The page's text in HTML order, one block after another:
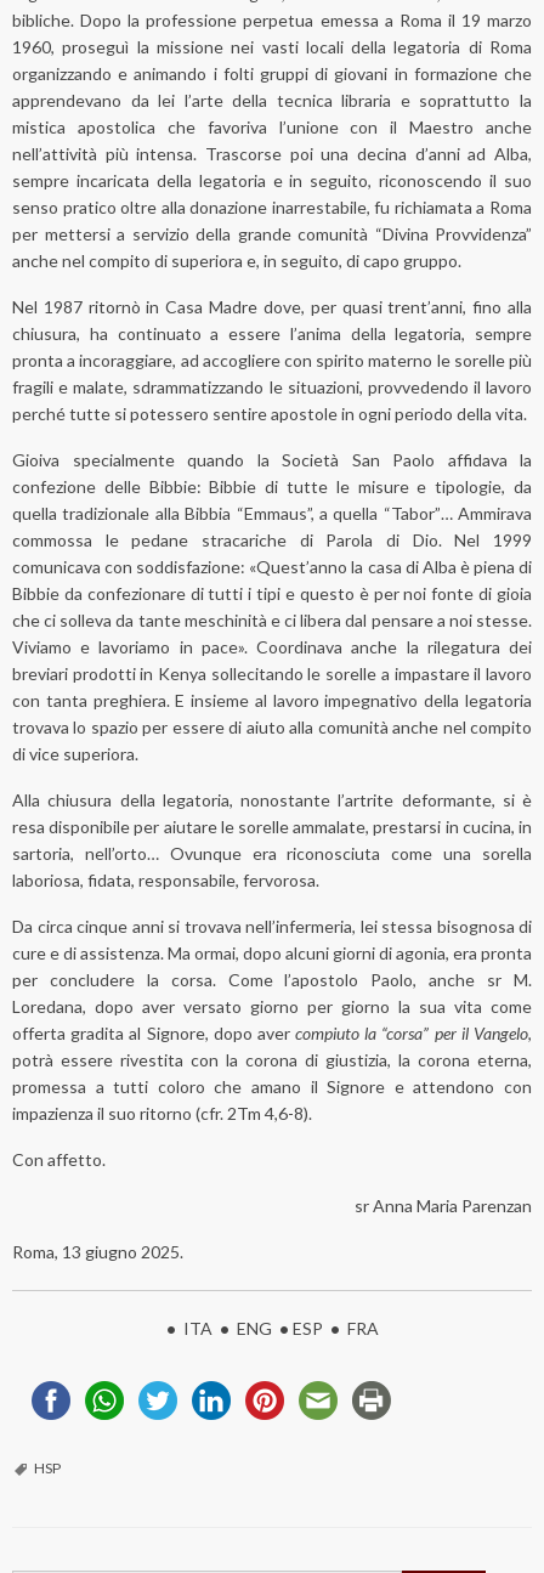
bibliche. Dopo la professione perpetua emessa a Roma il 19 marzo
1960, proseguì la missione nei vasti locali della legatoria di Roma
organizzando e animando i folti gruppi di giovani in formazione che
apprendevano da lei l’arte della tecnica libraria e soprattutto la
mistica apostolica che favoriva l’unione con il Maestro anche
nell’attività più intensa. Trascorse poi una decina d’anni ad Alba,
sempre incaricata della legatoria e in seguito, riconoscendo il suo
senso pratico oltre alla donazione inarrestabile, fu richiamata a Roma
per mettersi a servizio della grande comunità “Divina Provvidenza”
anche nel compito di superiora e, in seguito, di capo gruppo.
Nel 1987 ritornò in Casa Madre dove, per quasi trent’anni, fino alla
chiusura, ha continuato a essere l’anima della legatoria, sempre
pronta a incoraggiare, ad accogliere con spirito materno le sorelle più
fragili e malate, sdrammatizzando le situazioni, provvedendo il lavoro
perché tutte si potessero sentire apostole in ogni periodo della vita.
Gioiva specialmente quando la Società San Paolo affidava la
confezione delle Bibbie: Bibbie di tutte le misure e tipologie, da
quella tradizionale alla Bibbia “Emmaus”, a quella “Tabor”… Ammirava
commossa le pedane stracariche di Parola di Dio. Nel 1999
comunicava con soddisfazione: «Quest’anno la casa di Alba è piena di
Bibbie da confezionare di tutti i tipi e questo è per noi fonte di gioia
che ci solleva da tante meschinità e ci libera dal pensare a noi stesse.
Viviamo e lavoriamo in pace». Coordinava anche la rilegatura dei
breviari prodotti in Kenya sollecitando le sorelle a impastare il lavoro
con tanta preghiera. E insieme al lavoro impegnativo della legatoria
trovava lo spazio per essere di aiuto alla comunità anche nel compito
di vice superiora.
Alla chiusura della legatoria, nonostante l’artrite deformante, si è
resa disponibile per aiutare le sorelle ammalate, prestarsi in cucina, in
sartoria, nell’orto… Ovunque era riconosciuta come una sorella
laboriosa, fidata, responsabile, fervorosa.
Da circa cinque anni si trovava nell’infermeria, lei stessa bisognosa di
cure e di assistenza. Ma ormai, dopo alcuni giorni di agonia, era pronta
per concludere la corsa. Come l’apostolo Paolo, anche sr M.
Loredana, dopo aver versato giorno per giorno la sua vita come
offerta gradita al Signore, dopo avercompiuto la “corsa” per il Vangelo,
potrà essere rivestita con la corona di giustizia, la corona eterna,
promessa a tutti coloro che amano il Signore e attendono con
impazienza il suo ritorno (cfr. 2Tm 4,6-8).
Con affetto.
sr Anna Maria Parenzan
Roma, 13 giugno 2025.
• ITA• ENG • ESP • FRA
HSP